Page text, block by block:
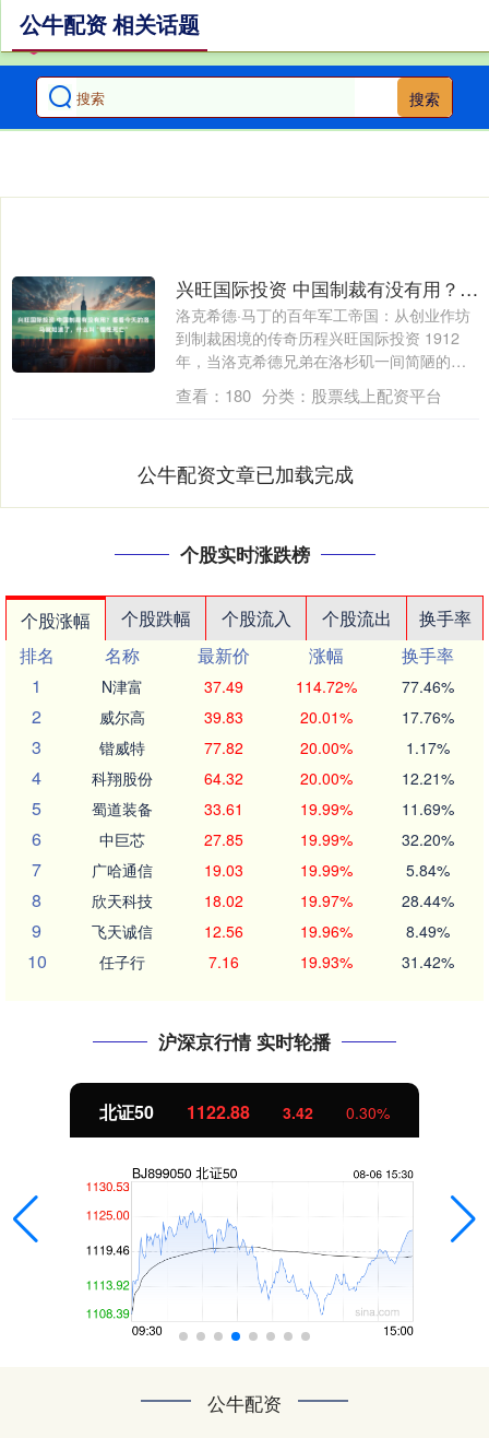
搜索
公牛配资 相关话题
兴旺国际投资 中国制裁有没有用？看看今天的洛马就知道了，什么叫“慢性死亡”
洛克希德·马丁的百年军工帝国：从创业作坊
到制裁困境的传奇历程兴旺国际投资 1912
年，当洛克希德兄弟在洛杉矶一间简陋的
厂....
查看： 180 分类： 股票线上配资平台
公牛配资文章已加载完成
个股实时涨跌榜
个股涨幅 个股跌幅 个股流入 个股流出
换手率
排名
名称 最新价 涨幅
换手率
1
N津富 37.49 114.72% 77.46%
2 威尔高 39.83 20.01% 17.76%
3 锴威特 77.82 20.00% 1.17%
4 科翔股份 64.32 20.00% 12.21%
5 蜀道装备 33.61 19.99% 11.69%
6 中巨芯 27.85 19.99% 32.20%
7 广哈通信 19.03 19.99% 5.84%
8 欣天科技 18.02 19.97% 28.44%
9 飞天诚信 12.56 19.96% 8.49%
10 任子行 7.16 19.93% 31.42%
沪深京行情 实时轮播
北证50 1122.88 3.42 0.30%
公牛配资